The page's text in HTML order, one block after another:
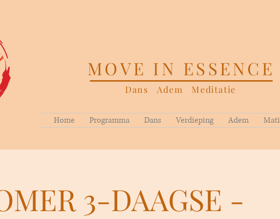
MOVE IN ESSENCE
Dans Adem Meditatie
Home Programma Dans Verdieping Adem Mati
3-DAAGSE -